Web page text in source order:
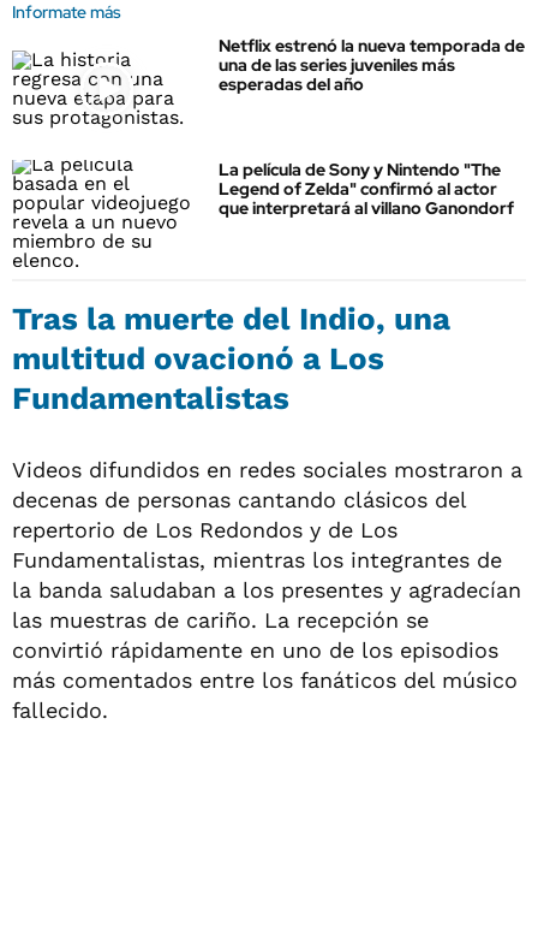
Informate más
Netflix estrenó la nueva temporada de
una de las series juveniles más
esperadas del año
La película de Sony y Nintendo "The
Legend of Zelda" confirmó al actor
que interpretará al villano Ganondorf
Tras la muerte del Indio, una
multitud ovacionó a Los
Fundamentalistas
Videos difundidos en redes sociales mostraron a
decenas de personas cantando clásicos del
repertorio de Los Redondos y de Los
Fundamentalistas, mientras los integrantes de
la banda saludaban a los presentes y agradecían
las muestras de cariño. La recepción se
convirtió rápidamente en uno de los episodios
más comentados entre los fanáticos del músico
fallecido.